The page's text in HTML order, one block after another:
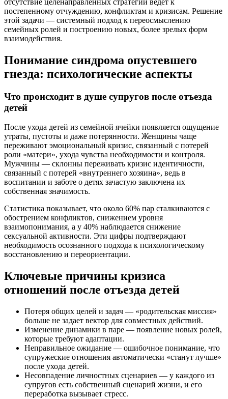
постепенному отчуждению, конфликтам и кризисам. Решение
этой задачи — системный подход к переосмыслению
семейных ролей и построению новых, более зрелых форм
взаимодействия.
Понимание синдрома опустевшего
гнезда: психологические аспекты
Что происходит в душе супругов после отъезда
детей
После ухода детей из семейной ячейки появляется ощущение
утраты, пустоты и даже потерянности. Женщины чаще
переживают эмоциональный кризис, связанный с потерей
роли «матери», ухода чувства необходимости и контроля.
Мужчины — склонны переживать кризис идентичности,
связанный с потерей «внутреннего хозяина», ведь в
воспитании и заботе о детях зачастую заключена их
собственная значимость.
Статистика показывает, что около 60% пар сталкиваются с
обострением конфликтов, снижением уровня
взаимопонимания, а у 40% наблюдается снижение
сексуальной активности. Эти цифры подтверждают
необходимость осознанного подхода к психологическому
восстановлению и переориентации.
Ключевые причины кризиса
отношений после отъезда детей
Потеря общих целей и задач — «родительская миссия»
больше не задает вектор для совместных действий.
Изменение динамики в паре — появление новых ролей,
которые требуют адаптации.
Неправильное ожидание — ошибочное понимание, что
супружеские отношения автоматически «станут лучше»
после ухода детей.
Несовпадение личностных сценариев — у каждого из
супругов есть собственный сценарий жизни, и его
переработка вызывает стресс.